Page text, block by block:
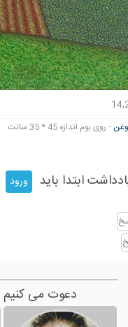
- روی بوم اندازه 45 * 35 سانت
ابتدا باید ورود
دعوت می کنیم